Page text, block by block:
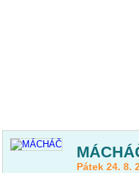
Pátek 24. 8.